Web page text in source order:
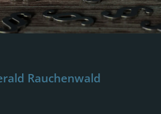
Rauchenwald